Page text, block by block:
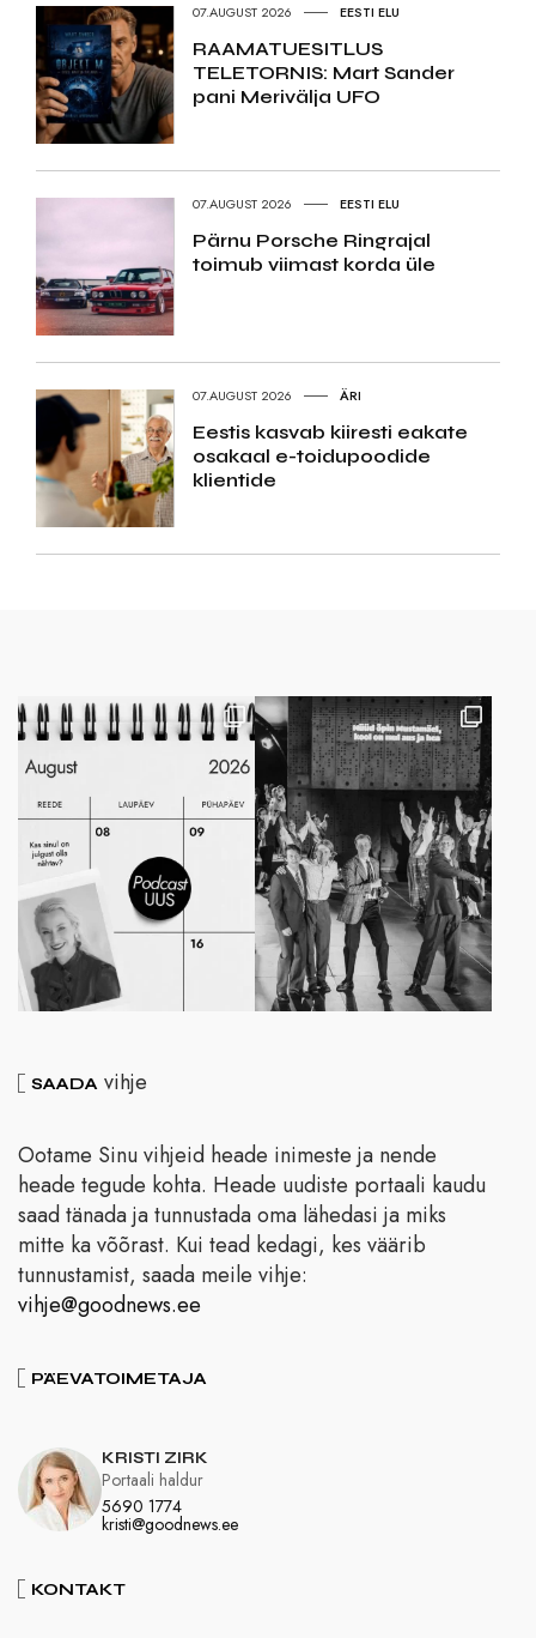
07.AUGUST 2026 EESTI ELU
RAAMATUESITLUS
TELETORNIS: Mart Sander
pani Merivälja UFO
07.AUGUST 2026 EESTI ELU
Pärnu Porsche Ringrajal
toimub viimast korda üle
07.AUGUST 2026 ÄRI
Eestis kasvab kiiresti eakate
osakaal e-toidupoodide
klientide
SAADA vihje
Ootame Sinu vihjeid heade inimeste ja nende
heade tegude kohta. Heade uudiste portaali kaudu
saad tänada ja tunnustada oma lähedasi ja miks
mitte ka võõrast. Kui tead kedagi, kes väärib
tunnustamist, saada meile vihje:
vihje@goodnews.ee
PÄEVATOIMETAJA
KRISTI ZIRK
5690 1774
kristi@goodnews.ee
Portaali haldur
KONTAKT